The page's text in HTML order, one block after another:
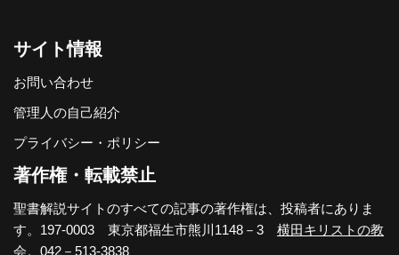
サイト情報
お問い合わせ
管理人の自己紹介
プライバシー・ポリシー
著作権・転載禁止
聖書解説サイトのすべての記事の著作権は、投稿者にありま
す。197-0003 東京都福生市熊川1148－3 横田キリストの教
会。042－513-3838